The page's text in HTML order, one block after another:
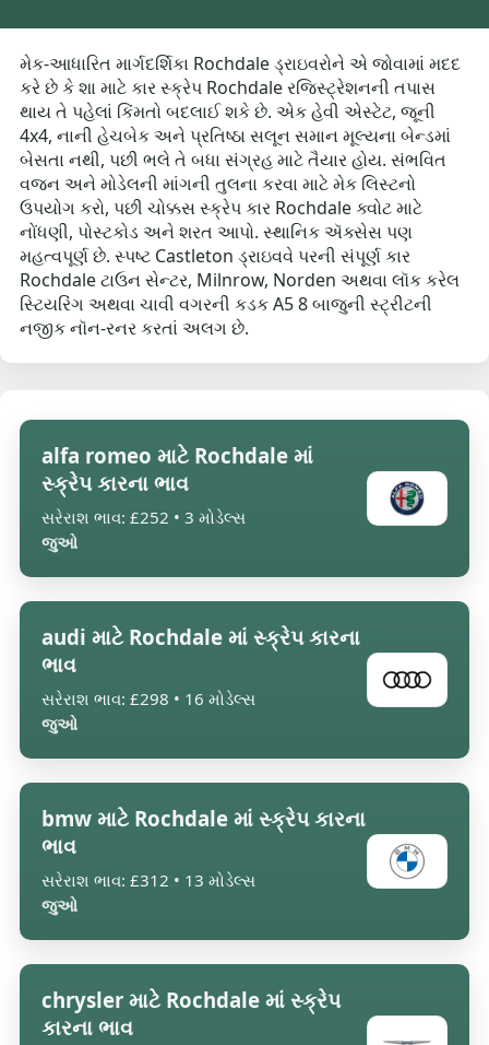
મેક-આધારિત માર્ગદર્શિકા Rochdale ડ્રાઇવરોને એ જોવામાં મદદ
કરે છે કે શા માટે કાર સ્ક્રેપ Rochdale રજિસ્ટ્રેશનની તપાસ
થાય તે પહેલાં કિંમતો બદલાઈ શકે છે. એક હેવી એસ્ટેટ, જૂની
4x4, નાની હેચબેક અને પ્રતિષ્ઠા સલૂન સમાન મૂલ્યના બેન્ડમાં
બેસતા નથી, પછી ભલે તે બધા સંગ્રહ માટે તૈયાર હોય. સંભવિત
વજન અને મોડેલની માંગની તુલના કરવા માટે મેક લિસ્ટનો
ઉપયોગ કરો, પછી ચોક્કસ સ્ક્રેપ કાર Rochdale ક્વોટ માટે
નોંધણી, પોસ્ટકોડ અને શરત આપો. સ્થાનિક ઍક્સેસ પણ
મહત્વપૂર્ણ છે. સ્પષ્ટ Castleton ડ્રાઇવવે પરની સંપૂર્ણ કાર
Rochdale ટાઉન સેન્ટર, Milnrow, Norden અથવા લૉક કરેલ
સ્ટિયરિંગ અથવા ચાવી વગરની કડક A5 8 બાજુની સ્ટ્રીટની
નજીક નૉન-રનર કરતાં અલગ છે.
alfa romeo માટે Rochdale માં
સ્ક્રેપ કારના ભાવ
સરેરાશ ભાવ: £252 • 3 મોડેલ્સ
જુઓ
audi માટે Rochdale માં સ્ક્રેપ કારના
ભાવ
સરેરાશ ભાવ: £298 • 16 મોડેલ્સ
જુઓ
bmw માટે Rochdale માં સ્ક્રેપ કારના
ભાવ
સરેરાશ ભાવ: £312 • 13 મોડેલ્સ
જુઓ
chrysler માટે Rochdale માં સ્ક્રેપ
કારના ભાવ